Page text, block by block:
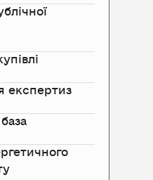
експертиз